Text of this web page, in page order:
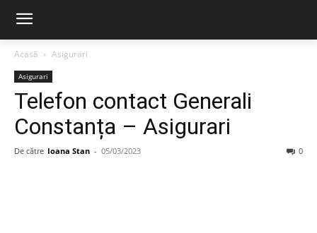
Acasă Asigurari
Asigurari
Telefon contact Generali
Constanța – Asigurari
De către Ioana Stan - 05/03/2023 0